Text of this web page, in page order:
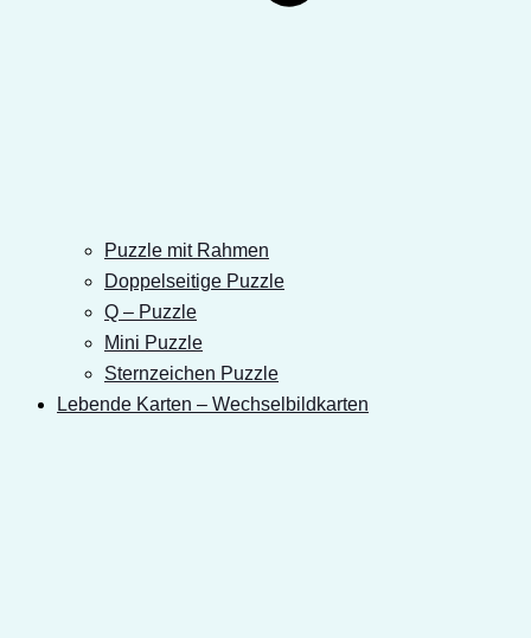
Puzzle mit Rahmen
Doppelseitige Puzzle
Q – Puzzle
Mini Puzzle
Sternzeichen Puzzle
Lebende Karten – Wechselbildkarten